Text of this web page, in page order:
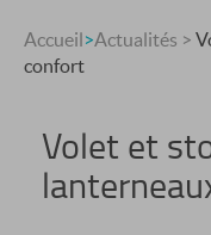
Accueil>Actualités >
confort
Volet et